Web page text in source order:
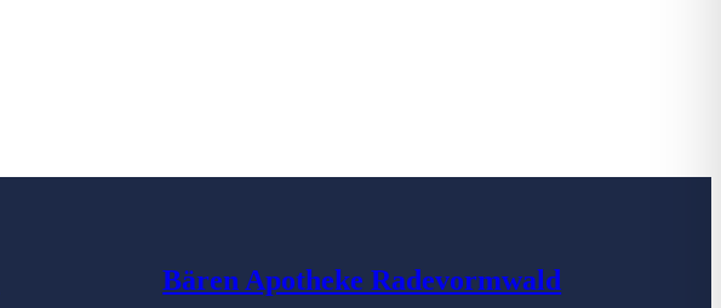
Bären Apotheke Radevormwald